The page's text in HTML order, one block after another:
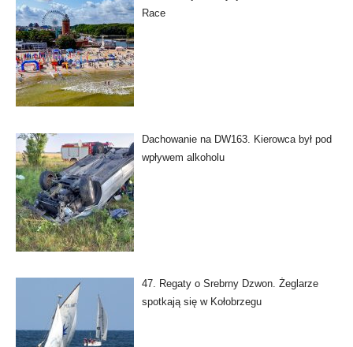
Race
Dachowanie na DW163. Kierowca był pod
wpływem alkoholu
47. Regaty o Srebrny Dzwon. Żeglarze
spotkają się w Kołobrzegu